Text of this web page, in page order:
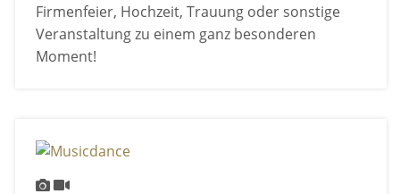
Firmenfeier, Hochzeit, Trauung oder sonstige
Veranstaltung zu einem ganz besonderen
Moment!